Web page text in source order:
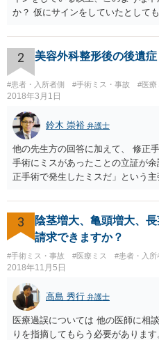
か？ 仮にサインをしていたとして
眼が悪化することがあるにもかか
な場合」には、請求することは可能
2 美容外科整形後の後遺症
#患者・入所者側 #手術ミス・事故 #医療
2018年3月1日
鈴木 崇裕 弁護士
他の先生方の回答に加えて、 修正
手術にミスがあったことの立証が
正手術で発生したミスだ」という
検討なさっているのであれば、修
して対応を決めることを強くお勧
3
陰茎増大、亀頭増大、
請求できますか？
#手術ミス・事故 #医療ミス #患者・入所
2018年11月5日
高島 秀行 弁護士
医療過誤については 他の医師に相
りを指摘してもらう必要がありま